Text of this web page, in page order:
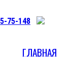
75-148
ГЛАВНАЯ